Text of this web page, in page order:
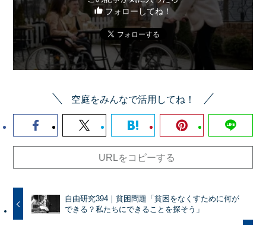
フォローしてね！
空庭をみんなで活用してね！
URLをコピーする
自由研究394｜貧困問題「貧困をなくすために何が
できる？私たちにできることを探そう」